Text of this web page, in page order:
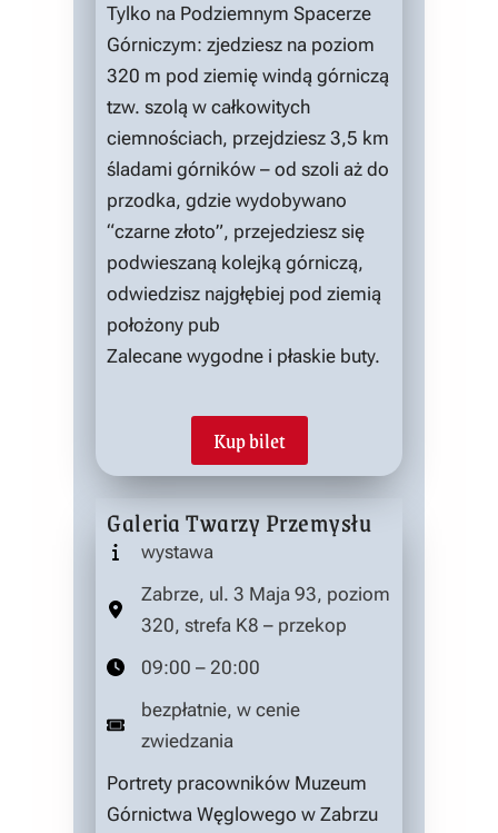
Tylko na Podziemnym Spacerze
Górniczym: zjedziesz na poziom
320 m pod ziemię windą górniczą
tzw. szolą w całkowitych
ciemnościach, przejdziesz 3,5 km
śladami górników – od szoli aż do
przodka, gdzie wydobywano
“czarne złoto”, przejedziesz się
podwieszaną kolejką górniczą,
odwiedzisz najgłębiej pod ziemią
położony pub
Zalecane wygodne i płaskie buty.
Kup bilet
Galeria Twarzy Przemysłu
wystawa
Zabrze, ul. 3 Maja 93, poziom
320, strefa K8 – przekop
09:00 – 20:00
bezpłatnie, w cenie
zwiedzania
Portrety pracowników Muzeum
Górnictwa Węglowego w Zabrzu